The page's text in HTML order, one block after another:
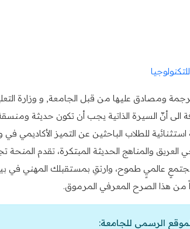
ومصادق عليها من قبل الجامعة, و وزارة
الى أنّ السيرة الذاتية يجب أن تكون حديثة
للطلاب الباحثين عن التميز الأكاديمي
العريق والمناهج الحديثة المبتكرة، تقدم المنحة
عالميٍ طموح، وارتقِ بمستقبلك المهني في
من هذا الصرح المعرفي المرموق.
الرسمي للجامعة: